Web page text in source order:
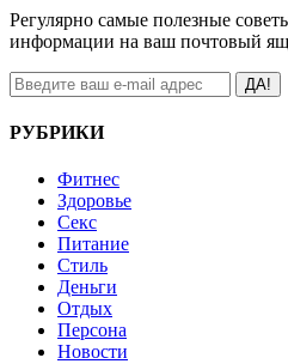
Регулярно самые полезные
информации на ваш почтовый
ДА!
РУБРИКИ
Фитнес
Здоровье
Секс
Питание
Стиль
Деньги
Отдых
Персона
Новости